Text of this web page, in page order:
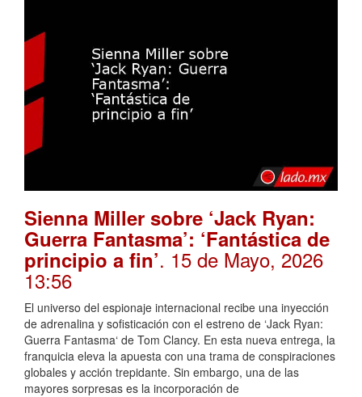
Sienna Miller sobre ‘Jack Ryan:
Guerra Fantasma’: ‘Fantástica de
principio a fin’. 15 de Mayo, 2026
13:56
El universo del espionaje internacional recibe una inyección
de adrenalina y sofisticación con el estreno de ‘Jack Ryan:
Guerra Fantasma‘ de Tom Clancy. En esta nueva entrega, la
franquicia eleva la apuesta con una trama de conspiraciones
globales y acción trepidante. Sin embargo, una de las
mayores sorpresas es la incorporación de